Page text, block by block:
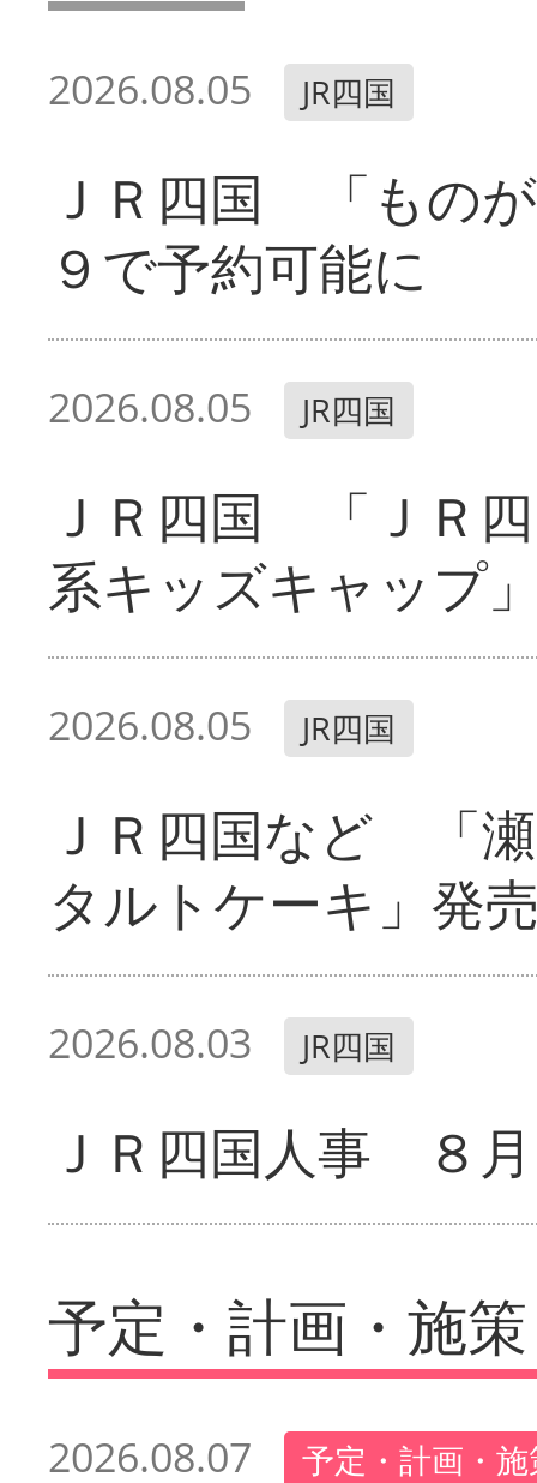
2026.08.05 JR四国
ＪＲ四国 「もの
９で予約可能に
2026.08.05 JR四国
ＪＲ四国 「ＪＲ
系キッズキャップ
2026.08.05 JR四国
ＪＲ四国など 「
タルトケーキ」発
2026.08.03 JR四国
ＪＲ四国人事 ８
予定・計画・施策
2026.08.07 予定・計画・